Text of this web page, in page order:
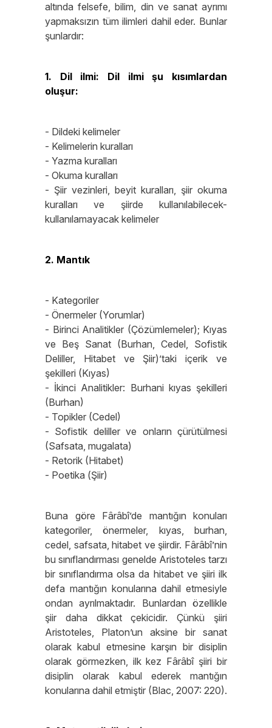
altında felsefe, bilim, din ve sanat ayrımı
yapmaksızın tüm ilimleri dahil eder. Bunlar
şunlardır:
1. Dil ilmi: Dil ilmi şu kısımlardan
oluşur:
- Dildeki kelimeler
- Kelimelerin kuralları
- Yazma kuralları
- Okuma kuralları
- Şiir vezinleri, beyit kuralları, şiir okuma
kuralları ve şiirde kullanılabilecek-
kullanılamayacak kelimeler
2. Mantık
- Kategoriler
- Önermeler (Yorumlar)
- Birinci Analitikler (Çözümlemeler); Kıyas
ve Beş Sanat (Burhan, Cedel, Sofistik
Deliller, Hitabet ve Şiir)’taki içerik ve
şekilleri (Kıyas)
- İkinci Analitikler: Burhani kıyas şekilleri
(Burhan)
- Topikler (Cedel)
- Sofistik deliller ve onların çürütülmesi
(Safsata, mugalata)
- Retorik (Hitabet)
- Poetika (Şiir)
Buna göre Fârâbî’de mantığın konuları
kategoriler, önermeler, kıyas, burhan,
cedel, safsata, hitabet ve şiirdir. Fârâbî’nin
bu sınıflandırması genelde Aristoteles tarzı
bir sınıflandırma olsa da hitabet ve şiiri ilk
defa mantığın konularına dahil etmesiyle
ondan ayrılmaktadır. Bunlardan özellikle
şiir daha dikkat çekicidir. Çünkü şiiri
Aristoteles, Platon’un aksine bir sanat
olarak kabul etmesine karşın bir disiplin
olarak görmezken, ilk kez Fârâbî şiiri bir
disiplin olarak kabul ederek mantığın
konularına dahil etmiştir (Blac, 2007: 220).